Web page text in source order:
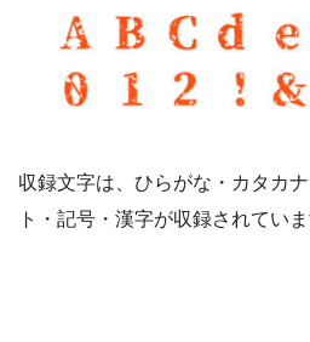
収録文字は、ひらがな・カタカ
ト・記号・漢字が収録されていま